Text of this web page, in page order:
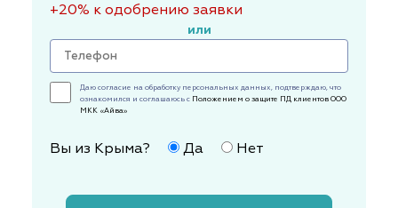
+20% к одобрению заявки
или
Даю согласие на обработку персональных данных, подтверждаю, что
ознакомился и соглашаюсь с Положением о защите ПД клиентов ООО
МКК «Айва»
Вы из Крыма? Да Нет